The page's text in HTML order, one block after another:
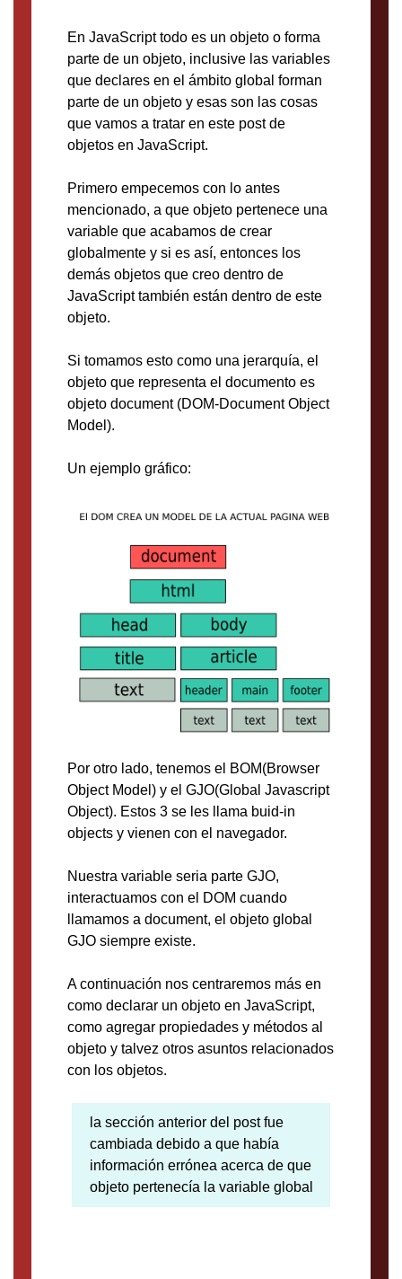
En JavaScript todo es un objeto o forma
parte de un objeto, inclusive las variables
que declares en el ámbito global forman
parte de un objeto y esas son las cosas
que vamos a tratar en este post de
objetos en JavaScript.
Primero empecemos con lo antes
mencionado, a que objeto pertenece una
variable que acabamos de crear
globalmente y si es así, entonces los
demás objetos que creo dentro de
JavaScript también están dentro de este
objeto.
Si tomamos esto como una jerarquía, el
objeto que representa el documento es
objeto document (DOM-Document Object
Model).
Un ejemplo gráfico:
Por otro lado, tenemos el BOM(Browser
Object Model) y el GJO(Global Javascript
Object). Estos 3 se les llama buid-in
objects y vienen con el navegador.
Nuestra variable seria parte GJO,
interactuamos con el DOM cuando
llamamos a document, el objeto global
GJO siempre existe.
A continuación nos centraremos más en
como declarar un objeto en JavaScript,
como agregar propiedades y métodos al
objeto y talvez otros asuntos relacionados
con los objetos.
la sección anterior del post fue
cambiada debido a que había
información errónea acerca de que
objeto pertenecía la variable global